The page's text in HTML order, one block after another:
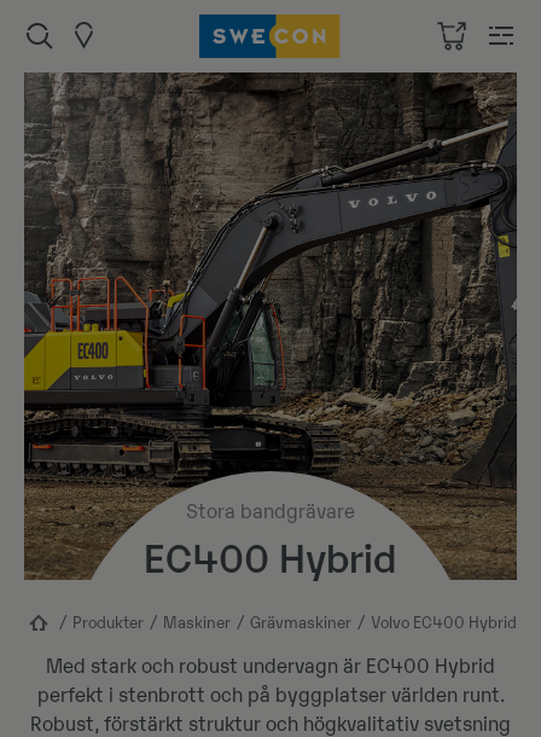
Stora bandgrävare
EC400 Hybrid
Produkter Maskiner​ Grävmaskiner Volvo EC400 Hybrid
Med stark och robust undervagn är EC400 Hybrid
perfekt i stenbrott och på byggplatser världen runt.
Robust, förstärkt struktur och högkvalitativ svetsning